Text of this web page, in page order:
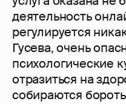
деятельность
регулируется
Гусева, очень
психологические
отразиться на
собираются